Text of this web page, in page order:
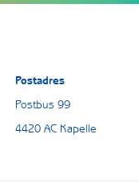
Postadres
Postbus 99
4420 AC Kapelle